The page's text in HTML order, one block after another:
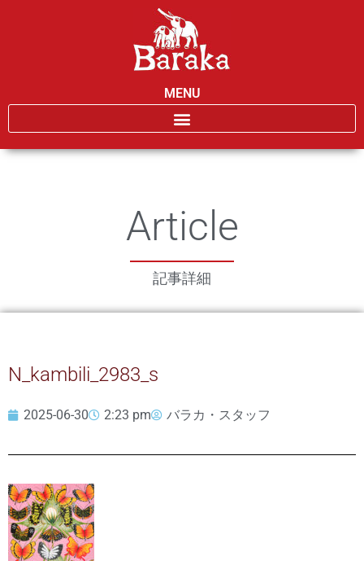
MENU
Article
記事詳細
N_kambili_2983_s
2025-06-30 2:23 pm バラカ・スタッフ